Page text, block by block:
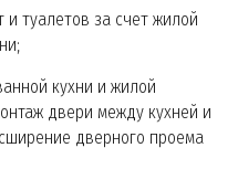
туалетов за счет жилой
кухни и жилой
двери между кухней и
дверного проема